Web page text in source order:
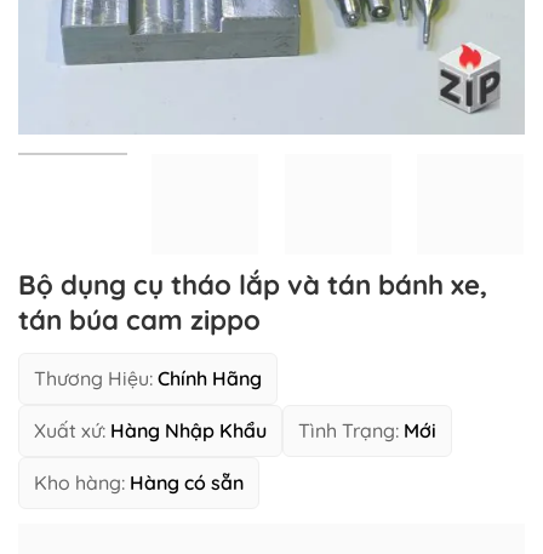
Bộ dụng cụ tháo lắp và tán bánh xe,
tán búa cam zippo
Thương Hiệu: Chính Hãng
Xuất xứ: Hàng Nhập Khẩu Tình Trạng: Mới
Kho hàng: Hàng có sẵn